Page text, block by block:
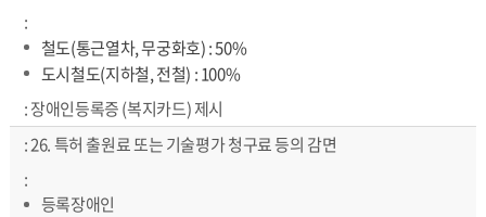
철도(통근열차, 무궁화호) : 50%
도시철도(지하철, 전철) : 100%
장애인등록증 (복지카드) 제시
26. 특허 출원료 또는 기술평가 청구료 등의 감면
등록장애인